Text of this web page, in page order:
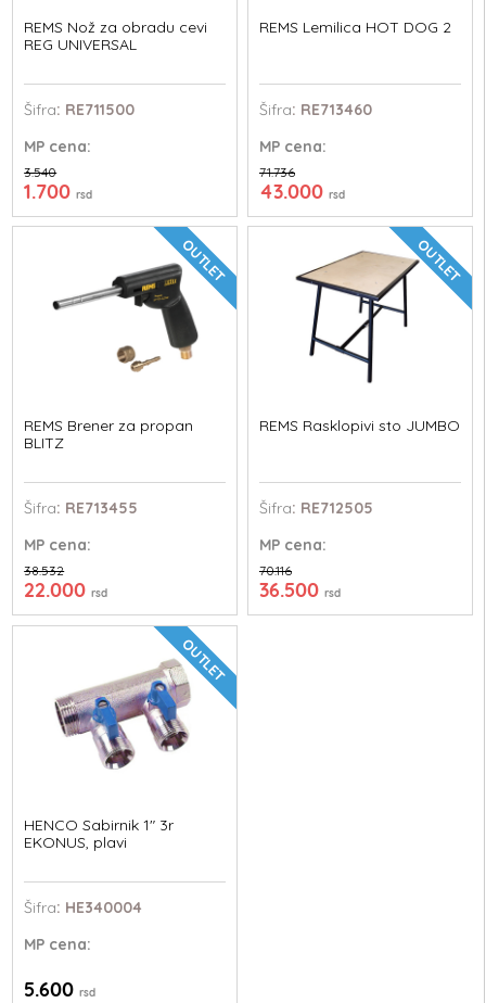
REMS Nož za obradu cevi
REG UNIVERSAL
Šifra: RE711500
MP cena:
3.540
1.700rsd
REMS Lemilica HOT DOG 2
Šifra: RE713460
MPcena:
71.736
43.000 rsd
OUTLET
REMS Brener za propan
BLITZ
Šifra: RE713455
MP cena:
38.532
22.000rsd
OUTLET
REMS Rasklopivi sto JUMBO
Šifra: RE712505
MPcena:
70.116
36.500 rsd
OUTLET
HENCO Sabirnik 1" 3r
EKONUS, plavi
Šifra: HE340004
MP cena:
5.600rsd